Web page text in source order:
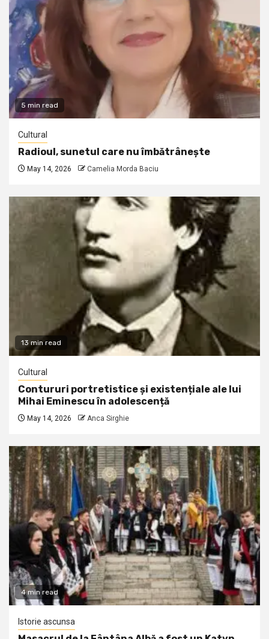
5 min read
Cultural
Radioul, sunetul care nu îmbătrânește
May 14, 2026 Camelia Morda Baciu
13 min read
Cultural
Contururi portretistice și existențiale ale lui
Mihai Eminescu în adolescență
May 14, 2026 Anca Sirghie
4 min read
Istorie ascunsa